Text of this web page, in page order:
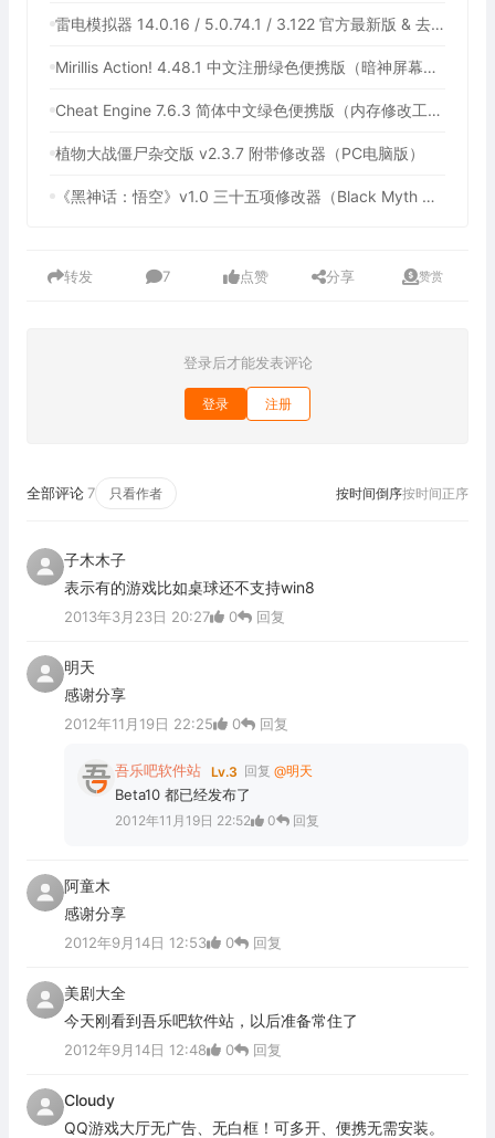
雷电模拟器 14.0.16 / 5.0.74.1 / 3.122 官方最新版 & 去广告绿色纯净版（电脑运行安卓应用模拟器）
Mirillis Action! 4.48.1 中文注册绿色便携版（暗神屏幕录制软件，游戏录制软件）
Cheat Engine 7.6.3 简体中文绿色便携版（内存修改工具）
植物大战僵尸杂交​版​ v2.3.7 附带修改器（PC电脑版）
《黑神话：悟空》v1.0 三十五项修改器（Black Myth Wukong，黑悟空外挂）
转发 7 点赞 分享 赞赏
登录后才能发表评论
登录 注册
全部评论 7 只看作者 按时间倒序按时间正序
子木木子
表示有的游戏比如桌球还不支持win8
2013年3月23日 20:27 0 回复
明天
感谢分享
2012年11月19日 22:25 0 回复
吾乐吧软件站 Lv.3 回复 @明天
Beta10 都已经发布了
2012年11月19日 22:52 0 回复
阿童木
感谢分享
2012年9月14日 12:53 0 回复
美剧大全
今天刚看到吾乐吧软件站，以后准备常住了
2012年9月14日 12:48 0 回复
Cloudy
QQ游戏大厅无广告、无白框！可多开、便携无需安装。